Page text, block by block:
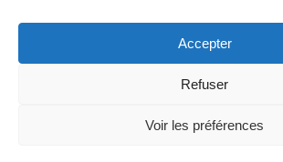
Accepter
Refuser
Voir les préférences